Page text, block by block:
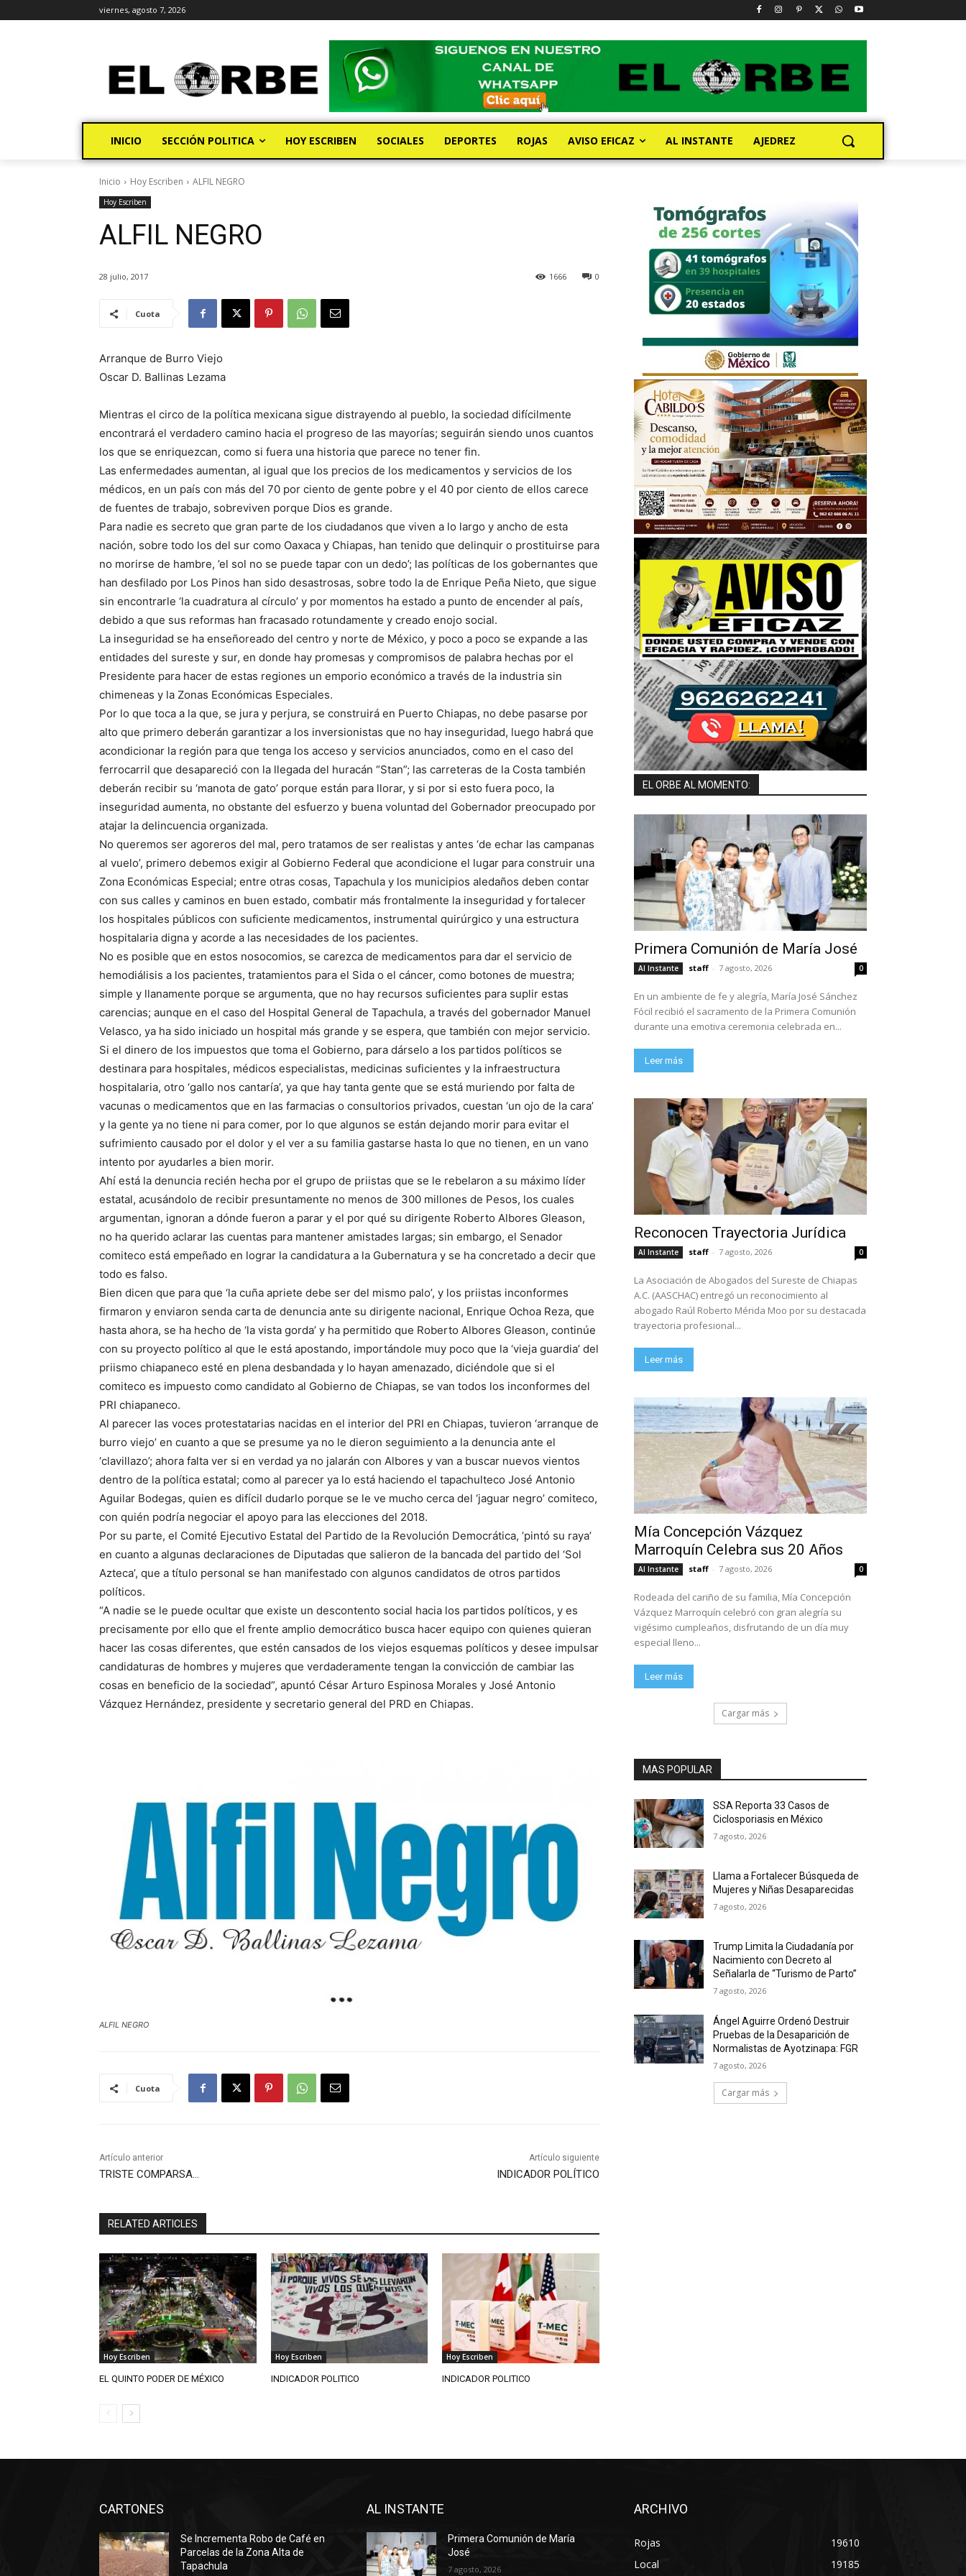
viernes, agosto 7, 2026
INICIO SECCIÓN POLITICA HOY ESCRIBEN SOCIALES DEPORTES ROJAS AVISO EFICAZ AL INSTANTE AJEDREZ
Inicio Hoy Escriben ALFIL NEGRO
Hoy Escriben
ALFIL NEGRO
28 julio, 2017 0
1666
Cuota
Arranque de Burro Viejo
Oscar D. Ballinas Lezama
Mientras el circo de la política mexicana sigue distrayendo al pueblo, la sociedad difícilmente
encontrará el verdadero camino hacia el progreso de las mayorías; seguirán siendo unos cuantos
los que se enriquezcan, como si fuera una historia que parece no tener fin.
Las enfermedades aumentan, al igual que los precios de los medicamentos y servicios de los
médicos, en un país con más del 70 por ciento de gente pobre y el 40 por ciento de ellos carece
de fuentes de trabajo, sobreviven porque Dios es grande.
Para nadie es secreto que gran parte de los ciudadanos que viven a lo largo y ancho de esta
nación, sobre todo los del sur como Oaxaca y Chiapas, han tenido que delinquir o prostituirse para
no morirse de hambre, ’el sol no se puede tapar con un dedo’; las políticas de los gobernantes que
han desfilado por Los Pinos han sido desastrosas, sobre todo la de Enrique Peña Nieto, que sigue
sin encontrarle ‘la cuadratura al círculo’ y por momentos ha estado a punto de encender al país,
debido a que sus reformas han fracasado rotundamente y creado enojo social.
La inseguridad se ha enseñoreado del centro y norte de México, y poco a poco se expande a las
entidades del sureste y sur, en donde hay promesas y compromisos de palabra hechas por el
Presidente para hacer de estas regiones un emporio económico a través de la industria sin
chimeneas y la Zonas Económicas Especiales.
Por lo que toca a la que, se jura y perjura, se construirá en Puerto Chiapas, no debe pasarse por
alto que primero deberán garantizar a los inversionistas que no hay inseguridad, luego habrá que
acondicionar la región para que tenga los acceso y servicios anunciados, como en el caso del
ferrocarril que desapareció con la llegada del huracán “Stan”; las carreteras de la Costa también
deberán recibir su ‘manota de gato’ porque están para llorar, y si por si esto fuera poco, la
inseguridad aumenta, no obstante del esfuerzo y buena voluntad del Gobernador preocupado por
atajar la delincuencia organizada.
No queremos ser agoreros del mal, pero tratamos de ser realistas y antes ‘de echar las campanas
al vuelo’, primero debemos exigir al Gobierno Federal que acondicione el lugar para construir una
Zona Económicas Especial; entre otras cosas, Tapachula y los municipios aledaños deben contar
con sus calles y caminos en buen estado, combatir más frontalmente la inseguridad y fortalecer
los hospitales públicos con suficiente medicamentos, instrumental quirúrgico y una estructura
hospitalaria digna y acorde a las necesidades de los pacientes.
No es posible que en estos nosocomios, se carezca de medicamentos para dar el servicio de
hemodiálisis a los pacientes, tratamientos para el Sida o el cáncer, como botones de muestra;
simple y llanamente porque se argumenta, que no hay recursos suficientes para suplir estas
carencias; aunque en el caso del Hospital General de Tapachula, a través del gobernador Manuel
Velasco, ya ha sido iniciado un hospital más grande y se espera, que también con mejor servicio.
Si el dinero de los impuestos que toma el Gobierno, para dárselo a los partidos políticos se
destinara para hospitales, médicos especialistas, medicinas suficientes y la infraestructura
hospitalaria, otro ‘gallo nos cantaría’, ya que hay tanta gente que se está muriendo por falta de
vacunas o medicamentos que en las farmacias o consultorios privados, cuestan ‘un ojo de la cara’
y la gente ya no tiene ni para comer, por lo que algunos se están dejando morir para evitar el
sufrimiento causado por el dolor y el ver a su familia gastarse hasta lo que no tienen, en un vano
intento por ayudarles a bien morir.
Ahí está la denuncia recién hecha por el grupo de priistas que se le rebelaron a su máximo líder
estatal, acusándolo de recibir presuntamente no menos de 300 millones de Pesos, los cuales
argumentan, ignoran a dónde fueron a parar y el por qué su dirigente Roberto Albores Gleason,
no ha querido aclarar las cuentas para mantener amistades largas; sin embargo, el Senador
comiteco está empeñado en lograr la candidatura a la Gubernatura y se ha concretado a decir que
todo es falso.
Bien dicen que para que ‘la cuña apriete debe ser del mismo palo’, y los priistas inconformes
firmaron y enviaron senda carta de denuncia ante su dirigente nacional, Enrique Ochoa Reza, que
hasta ahora, se ha hecho de ‘la vista gorda’ y ha permitido que Roberto Albores Gleason, continúe
con su proyecto político al que le está apostando, importándole muy poco que la ‘vieja guardia’ del
priismo chiapaneco esté en plena desbandada y lo hayan amenazado, diciéndole que si el
comiteco es impuesto como candidato al Gobierno de Chiapas, se van todos los inconformes del
PRI chiapaneco.
Al parecer las voces protestatarias nacidas en el interior del PRI en Chiapas, tuvieron ‘arranque de
burro viejo’ en cuanto a que se presume ya no le dieron seguimiento a la denuncia ante el
‘clavillazo’; ahora falta ver si en verdad ya no jalarán con Albores y van a buscar nuevos vientos
dentro de la política estatal; como al parecer ya lo está haciendo el tapachulteco José Antonio
Aguilar Bodegas, quien es difícil dudarlo porque se le ve mucho cerca del ‘jaguar negro’ comiteco,
con quién podría negociar el apoyo para las elecciones del 2018.
Por su parte, el Comité Ejecutivo Estatal del Partido de la Revolución Democrática, ’pintó su raya’
en cuanto a algunas declaraciones de Diputadas que salieron de la bancada del partido del ‘Sol
Azteca’, que a título personal se han manifestado con algunos candidatos de otros partidos
políticos.
“A nadie se le puede ocultar que existe un descontento social hacia los partidos políticos, y es
precisamente por ello que el frente amplio democrático busca hacer equipo con quienes quieran
hacer las cosas diferentes, que estén cansados de los viejos esquemas políticos y desee impulsar
candidaturas de hombres y mujeres que verdaderamente tengan la convicción de cambiar las
cosas en beneficio de la sociedad”, apuntó César Arturo Espinosa Morales y José Antonio
Vázquez Hernández, presidente y secretario general del PRD en Chiapas.
ALFIL NEGRO
Cuota
Artículo anterior
TRISTE COMPARSA…
Artículo siguiente
INDICADOR POLÍTICO
RELATED ARTICLES
Hoy Escriben
EL QUINTO PODER DE MÉXICO
Hoy Escriben
INDICADOR POLITICO
Hoy Escriben
INDICADOR POLITICO
EL ORBE AL MOMENTO:
Primera Comunión de María José
Al Instante staff - 7 agosto, 2026 0
En un ambiente de fe y alegría, María José Sánchez
Fócil recibió el sacramento de la Primera Comunión
durante una emotiva ceremonia celebrada en...
Leer más
Reconocen Trayectoria Jurídica
Al Instante staff - 7 agosto, 2026 0
La Asociación de Abogados del Sureste de Chiapas
A.C. (AASCHAC) entregó un reconocimiento al
abogado Raúl Roberto Mérida Moo por su destacada
trayectoria profesional...
Leer más
Mía Concepción Vázquez
Marroquín Celebra sus 20 Años
Al Instante staff - 7 agosto, 2026 0
Rodeada del cariño de su familia, Mía Concepción
Vázquez Marroquín celebró con gran alegría su
vigésimo cumpleaños, disfrutando de un día muy
especial lleno...
Leer más
Cargar más
MAS POPULAR
SSA Reporta 33 Casos de
Ciclosporiasis en México
7 agosto, 2026
Llama a Fortalecer Búsqueda de
Mujeres y Niñas Desaparecidas
7 agosto, 2026
Trump Limita la Ciudadanía por
Nacimiento con Decreto al
Señalarla de “Turismo de Parto”
7 agosto, 2026
Ángel Aguirre Ordenó Destruir
Pruebas de la Desaparición de
Normalistas de Ayotzinapa: FGR
7 agosto, 2026
Cargar más
CARTONES
Se Incrementa Robo de Café en
Parcelas de la Zona Alta de
Tapachula
AL INSTANTE
Primera Comunión de María
José
7 agosto, 2026
ARCHIVO
Rojas
19610
Local
19185